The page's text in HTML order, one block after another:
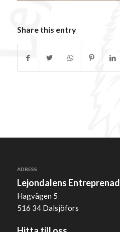
Share this entry
ADRESS
Lejondalens Entreprenad
Hagvägen 5
516 34 Dalsjöfors